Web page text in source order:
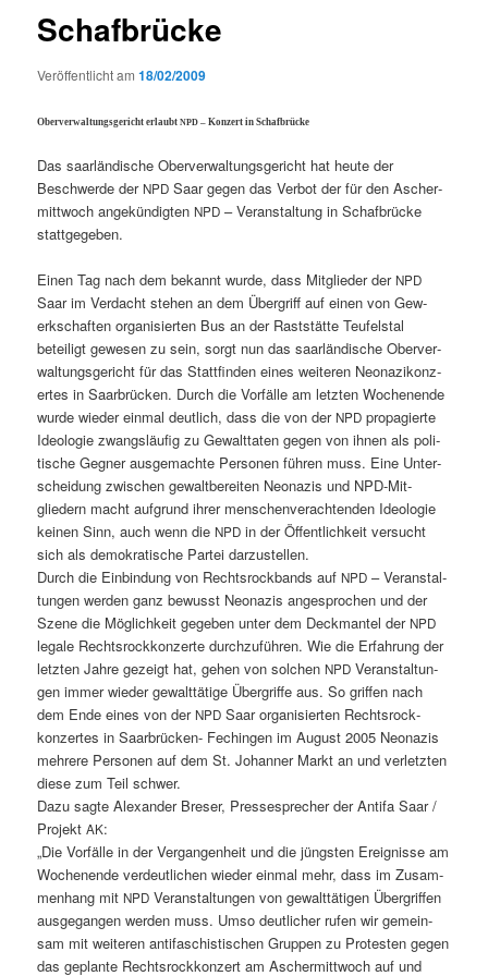
Schafbrücke
Veröffentlicht am18/02/2009
Oberver­wal­tungs­gericht erlaubtNPD – Konz­ert in Schafbrücke
Das saar­ländis­che Oberver­wal­tungs­gericht hat heute der
Beschw­erde derNPD Saar gegen das Ver­bot der für den Ascher­
mittwoch angekündigtenNPD – Ver­anstal­tung in Schaf­brücke
stattgegeben.
Einen Tag nach dem bekan­nt wurde, dass Mit­glieder derNPD
Saar im Ver­dacht ste­hen an dem Über­griff auf einen von Gew­
erkschaften organ­isierten Bus an der Rast­stätte Teufel­stal
beteiligt gewe­sen zu sein, sorgt nun das saar­ländis­che Oberver­
wal­tungs­gericht für das Stat­tfind­en eines weit­eren Neon­azikonz­
ertes in Saar­brück­en. Durch die Vor­fälle am let­zten Woch­enende
wurde wieder ein­mal deut­lich, dass die von derNPD propagierte
Ide­olo­gie zwangsläu­fig zu Gewalt­tat­en gegen von ihnen als poli­
tis­che Geg­n­er aus­gemachte Per­so­n­en führen muss. Eine Unter­
schei­dung zwis­chen gewalt­bere­it­en Neon­azis und NPD-Mit­
gliedern macht auf­grund ihrer men­schen­ver­ach­t­en­den Ide­olo­gie
keinen Sinn, auch wenn dieNPD in der Öffentlichkeit ver­sucht
sich als demokratis­che Partei darzustellen.
Durch die Ein­bindung von Recht­srock­bands aufNPD – Ver­anstal­
tun­gen wer­den ganz bewusst Neon­azis ange­sprochen und der
Szene die Möglichkeit gegeben unter dem Deck­man­tel derNPD
legale Recht­srock­konz­erte durchzuführen. Wie die Erfahrung der
let­zten Jahre gezeigt hat, gehen von solchenNPD Ver­anstal­tun­
gen immer wieder gewalt­tätige Über­griffe aus. So grif­f­en nach
dem Ende eines von derNPD Saar organ­isierten Recht­srock­
konz­ertes in Saar­brück­en- Fechin­gen im August 2005 Neon­azis
mehrere Per­so­n­en auf dem St. Johan­ner Markt an und ver­let­zten
diese zum Teil schwer.
Dazu sagte Alexan­der Breser, Press­esprech­er der Antifa Saar /
Pro­jektAK:
„Die Vor­fälle in der Ver­gan­gen­heit und die jüng­sten Ereignisse am
Woch­enende verdeut­lichen wieder ein­mal mehr, dass im Zusam­
men­hang mitNPD Ver­anstal­tun­gen von gewalt­täti­gen Über­grif­f­en
aus­ge­gan­gen wer­den muss. Umso deut­lich­er rufen wir gemein­
sam mit weit­eren antifaschis­tis­chen Grup­pen zu Protesten gegen
das geplante Recht­srock­konz­ert am Ascher­mittwoch auf und